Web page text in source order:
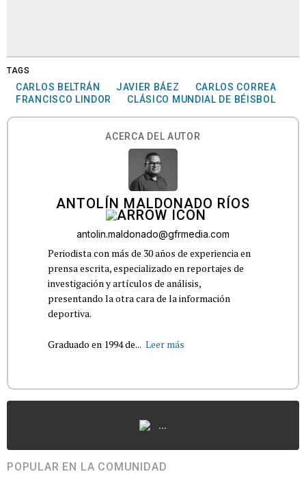
TAGS
CARLOS BELTRÁN JAVIER BÁEZ
CARLOS CORREA
FRANCISCO LINDOR
CLÁSICO MUNDIAL DE BÉISBOL
ACERCA DEL AUTOR
ANTOLÍN MALDONADO RÍOS
antolin.maldonado@gfrmedia.com
Periodista con más de 30 años de experiencia en
prensa escrita, especializado en reportajes de
investigación y artículos de análisis,
presentando la otra cara de la información
deportiva.
Graduado en 1994 de... Leer más
...
POPULAR EN LA COMUNIDAD